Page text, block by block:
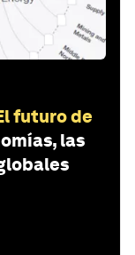
futuro de
las